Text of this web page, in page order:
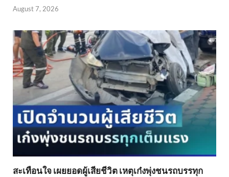
August 7, 2026
สะเทือนใจ เผยยอดผู้เสียชีวิต เหตุเก๋งพุ่งชนรถบรรทุก